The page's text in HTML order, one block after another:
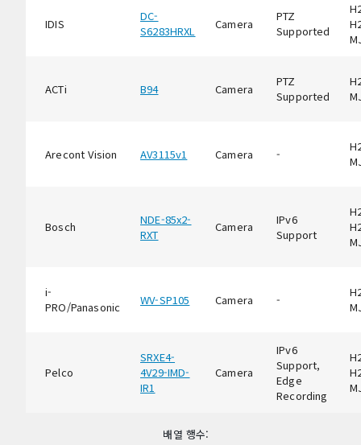
IDIS
DC-
S6283HRXL
Camera
PTZ
Supported
ACTi B94 Camera
PTZ
Supported
Arecont Vision AV3115v1 Camera -
Bosch
NDE-85x2-
RXT
Camera
IPv6
Support
i-
PRO/Panasonic
WV-SP105 Camera -
Pelco
SRXE4-
4V29-IMD-
IR1
Camera
IPv6
Support,
Edge
Recording
배열 행수: